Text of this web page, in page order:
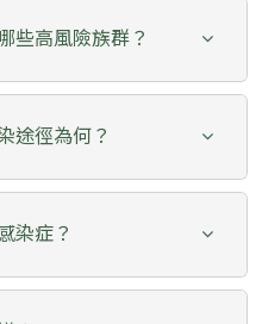
些高風險族群？
途徑為何？
染症？